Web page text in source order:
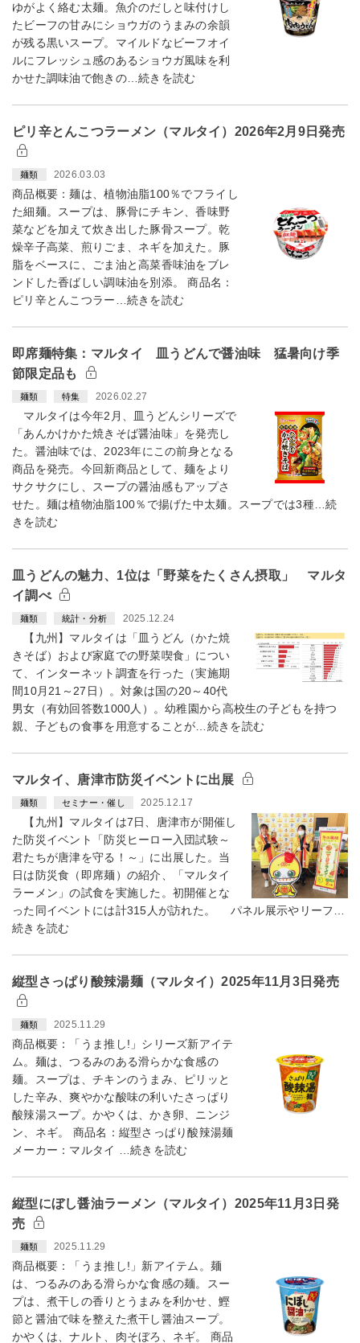
ゆがよく絡む太麺。魚介のだしと味付けし
たビーフの甘みにショウガのうまみの余韻
が残る黒いスープ。マイルドなビーフオイ
ルにフレッシュ感のあるショウガ風味を利
かせた調味油で飽きの…続きを読む
ピリ辛とんこつラーメン（マルタイ）2026年2月9日発売
麺類 2026.03.03
商品概要：麺は、植物油脂100％でフライし
た細麺。スープは、豚骨にチキン、香味野
菜などを加えて炊き出した豚骨スープ。乾
燥辛子高菜、煎りごま、ネギを加えた。豚
脂をベースに、ごま油と高菜香味油をブレ
ンドした香ばしい調味油を別添。 商品名：
ピリ辛とんこつラー…続きを読む
即席麺特集：マルタイ 皿うどんで醤油味 猛暑向け季
節限定品も
麺類 特集 2026.02.27
マルタイは今年2月、皿うどんシリーズで
「あんかけかた焼きそば醤油味」を発売し
た。醤油味では、2023年にこの前身となる
商品を発売。今回新商品として、麺をより
サクサクにし、スープの醤油感もアップさ
せた。麺は植物油脂100％で揚げた中太麺。スープでは3種…続
きを読む
皿うどんの魅力、1位は「野菜をたくさん摂取」 マルタ
イ調べ
麺類 統計・分析 2025.12.24
【九州】マルタイは「皿うどん（かた焼
きそば）および家庭での野菜喫食」につい
て、インターネット調査を行った（実施期
間10月21～27日）。対象は国の20～40代
男女（有効回答数1000人）。幼稚園から高校生の子どもを持つ
親、子どもの食事を用意することが…続きを読む
マルタイ、唐津市防災イベントに出展
麺類 セミナー・催し 2025.12.17
【九州】マルタイは7日、唐津市が開催し
た防災イベント「防災ヒーロー入団試験～
君たちが唐津を守る！～」に出展した。当
日は防災食（即席麺）の紹介、「マルタイ
ラーメン」の試食を実施した。初開催とな
った同イベントには計315人が訪れた。 パネル展示やリーフ…
続きを読む
縦型さっぱり酸辣湯麺（マルタイ）2025年11月3日発売
麺類 2025.11.29
商品概要：「うま推し!」シリーズ新アイテ
ム。麺は、つるみのある滑らかな食感の
麺。スープは、チキンのうまみ、ピリッと
した辛み、爽やかな酸味の利いたさっぱり
酸辣湯スープ。かやくは、かき卵、ニンジ
ン、ネギ。 商品名：縦型さっぱり酸辣湯麺
メーカー：マルタイ …続きを読む
縦型にぼし醤油ラーメン（マルタイ）2025年11月3日発
売
麺類 2025.11.29
商品概要：「うま推し!」新アイテム。麺
は、つるみのある滑らかな食感の麺。スー
プは、煮干しの香りとうまみを利かせ、鰹
節と醤油で味を整えた煮干し醤油スープ。
かやくは、ナルト、肉そぼろ、ネギ。 商品